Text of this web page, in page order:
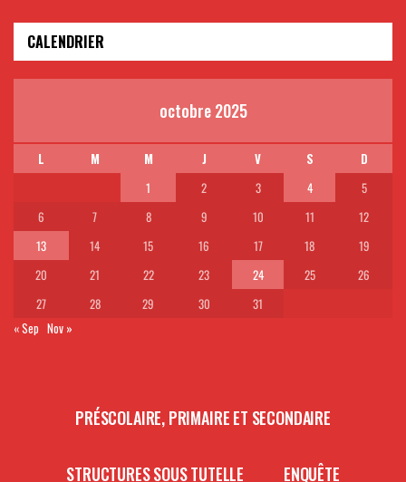
CALENDRIER
octobre 2025
L M M J V S
D
1
2 3 4
5
6
7 8 9 10 11
12
13
14 15 16 17 18
19
20
21 22 23 24 25
26
27
28 29 30
31
« Sep Nov »
PRÉSCOLAIRE, PRIMAIRE ET SECONDAIRE
STRUCTURES SOUS TUTELLE ENQUÊTE